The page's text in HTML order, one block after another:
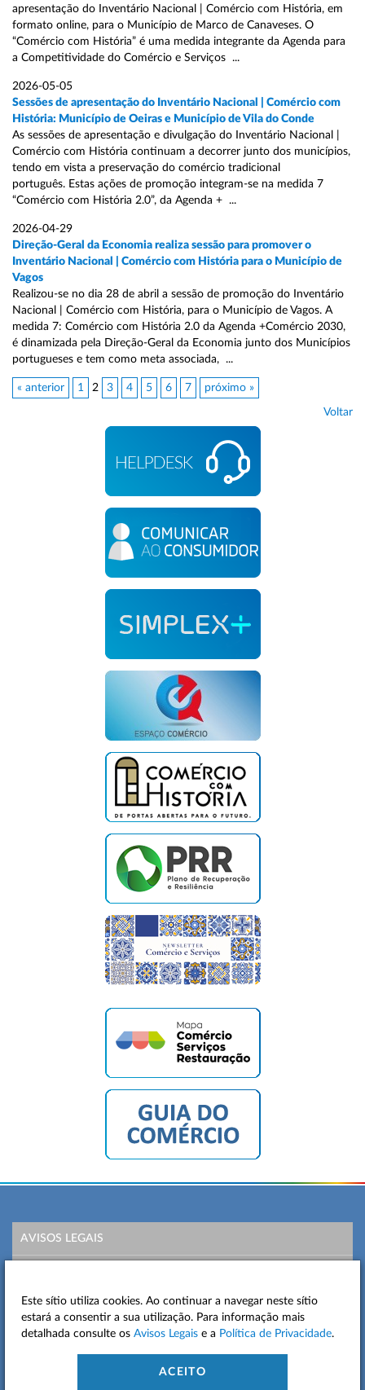
apresentação do Inventário Nacional | Comércio com História, em
formato online, para o Município de Marco de Canaveses. O
“Comércio com História” é uma medida integrante da Agenda para
a Competitividade do Comércio e Serviços ...
2026-05-05
Sessões de apresentação do Inventário Nacional | Comércio com
História: Município de Oeiras e Município de Vila do Conde
As sessões de apresentação e divulgação do Inventário Nacional |
Comércio com História continuam a decorrer junto dos municípios,
tendo em vista a preservação do comércio tradicional
português. Estas ações de promoção integram-se na medida 7
“Comércio com História 2.0”, da Agenda + ...
2026-04-29
Direção-Geral da Economia realiza sessão para promover o
Inventário Nacional | Comércio com História para o Município de
Vagos
Realizou-se no dia 28 de abril a sessão de promoção do Inventário
Nacional | Comércio com História, para o Município de Vagos. A
medida 7: Comércio com História 2.0 da Agenda +Comércio 2030,
é dinamizada pela Direção-Geral da Economia junto dos Municípios
portugueses e tem como meta associada, ...
« anterior 1 2 3 4 5 6 7 próximo »
Voltar
AVISOS LEGAIS
MAPA DO SITE
CONTACTOS
Este sítio utiliza cookies. Ao continuar a navegar neste sítio
estará a consentir a sua utilização. Para informação mais
detalhada consulte os Avisos Legais e a Política de Privacidade.
ACEITO